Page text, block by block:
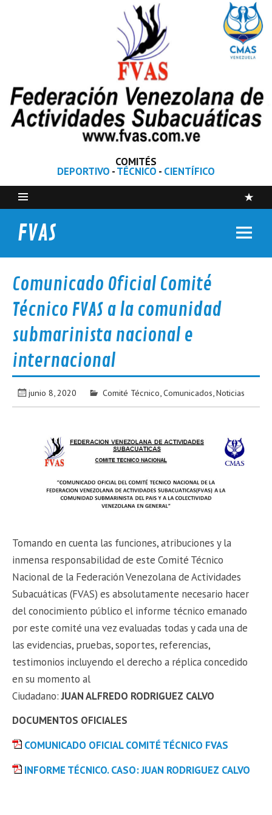
COMITÉS
DEPORTIVO -TÉCNICO - CIENTÍFICO
FVAS
Comunicado Oficial Comité
Técnico FVAS a la comunidad
submarinista nacional e
internacional
junio 8, 2020 Comité Técnico Comunicados Noticias
Tomando en cuenta las funciones, atribuciones y la
inmensa responsabilidad de este Comité Técnico
Nacional de la Federación Venezolana de Actividades
Subacuáticas (FVAS) es absolutamente necesario hacer
del conocimiento público el informe técnico emanado
por este comité una vez evaluadas todas y cada una de
las evidencias, pruebas, soportes, referencias,
testimonios incluyendo el derecho a réplica concedido
en su momento al
Ciudadano:JUANALFREDO RODRIGUEZ CALVO
DOCUMENTOS OFICIALES
COMUNICADO OFICIAL COMITÉ TÉCNICO FVAS
INFORME TÉCNICO. CASO: JUAN RODRIGUEZ CALVO